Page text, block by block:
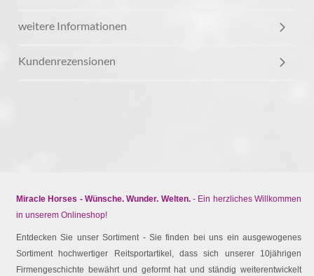
weitere Informationen
Kundenrezensionen
Miracle Horses - Wünsche. Wunder. Welten.- Ein herzliches Willkommen
in unserem Onlineshop!
Entdecken Sie unser Sortiment - Sie finden bei uns ein ausgewogenes
Sortiment hochwertiger Reitsportartikel, dass sich unserer 10jährigen
Firmengeschichte bewährt und geformt hat und ständig weiterentwickelt